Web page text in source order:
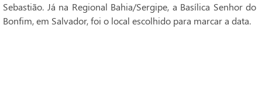
Sebastião. Já na Regional Bahia/Sergipe, a Basílica Senhor do
Bonfim, em Salvador, foi o local escolhido para marcar a data.